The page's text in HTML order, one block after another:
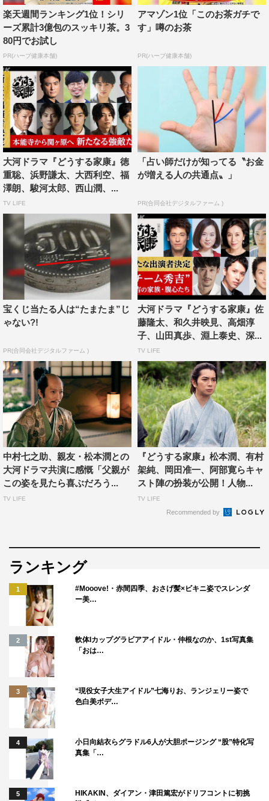
番組公式HP：https://www.nhk.or.jp/ieyasu/
番組公式Twitter：
https://twitter.com/nhk_ieyasu
どうする家康 大河ドラマ 松本潤
楽天週間ランキング1位！シリ
ーズ累計3億包のスッキリ茶。3
80円でお試し
PR(ハーブ健康本舗)
アマゾン1位「このお茶ガチで
す」噂のお茶
PR(ハーブ健康本舗)
大河ドラマ『どうする家康』徳
重聡、浜野謙太、大西利空、福
澤朗、駿河太郎、西山潤、...
TV LIFE
「占い師だけが知ってる〝お金
が増える人の共通点〟」
PR(合同会社デジタルファーム )
宝くじ当たる人は“たまたま”じ
ゃない?!
PR(合同会社デジタルファーム )
大河ドラマ『どうする家康』佐
藤隆太、和久井映見、高畑淳
子、山田真歩、淵上泰史、深...
TV LIFE
中村七之助、親友・松本潤との
大河ドラマ共演に感慨「父親が
この姿を見たら喜ぶだろう...
TV LIFE
『どうする家康』松本潤、有村
架純、岡田准一、阿部寛らキャ
スト陣の扮装が公開！人物...
TV LIFE
Recommended by
ランキング
1
#Mooove!・赤間四季、おさげ髪×ビキニ姿でスレンダ
ー美…
2
軟体Iカップグラビアアイドル・仲根なのか、1st写真集
「おは…
3
“現役女子大生アイドル”七海りお、ランジェリー姿で
色白美ボデ…
4
小日向結衣らグラドル6人が大胆ポージング “股”特化写
真集「…
5
HIKAKIN、ダイアン・津田篤宏がドリフコントに初挑